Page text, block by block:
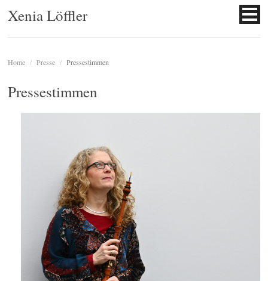
Xenia Löffler
Home / Presse / Pressestimmen
Pressestimmen